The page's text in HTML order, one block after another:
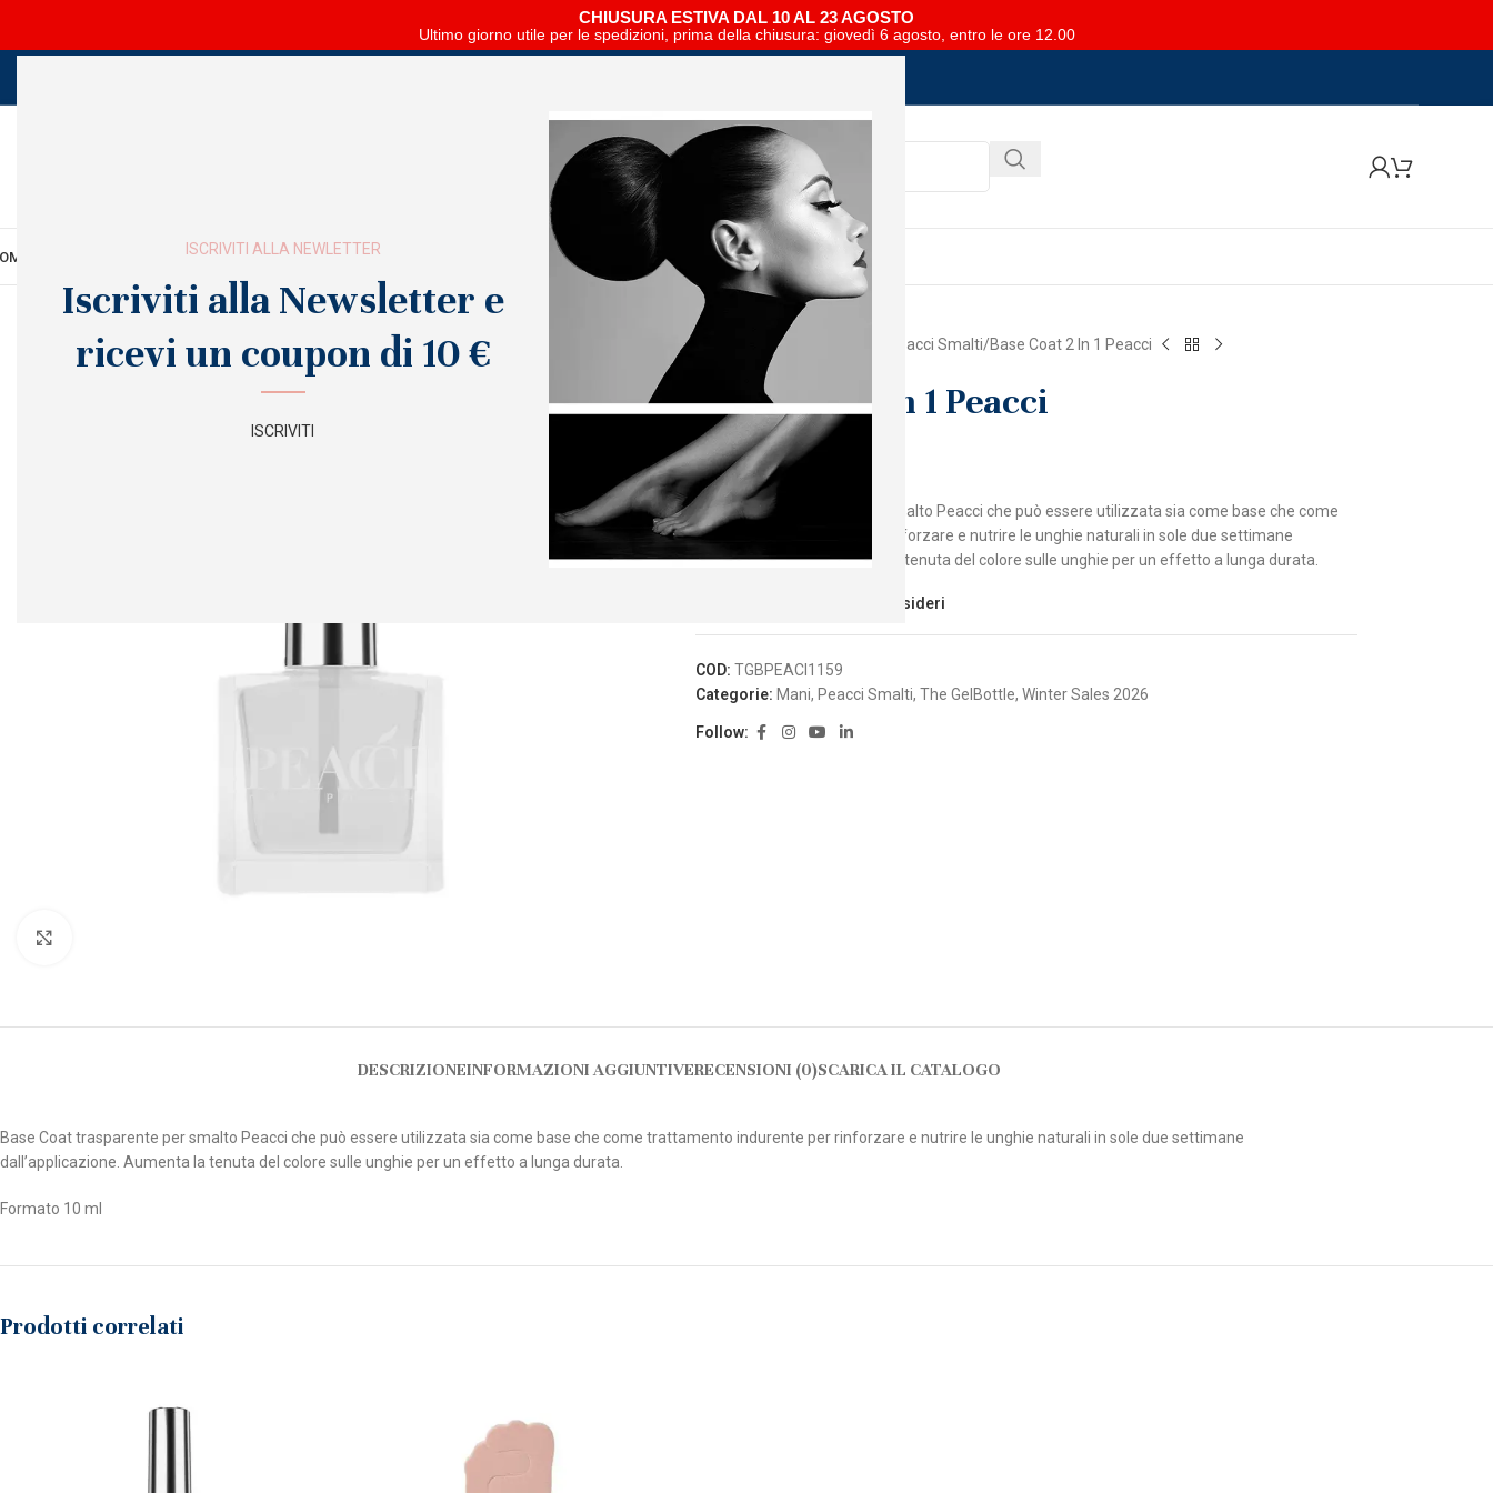
ISCRIVITI ALLA NEWLETTER
Iscriviti alla Newsletter e
ricevi un coupon di 10 €
ISCRIVITI
CHIUSURA ESTIVA DAL 10 AL 23 AGOSTO
Ultimo giorno utile per le spedizioni, prima della chiusura: giovedì 6 agosto, entro le ore 12.00
FORNITUREARREDOSALDI OUTLET
Mani Peacci Smalti Base Coat 2 In 1 Peacci
Base Coat 2 In 1 Peacci
Accedi
Base Coat trasparente per smalto Peacci che può essere utilizzata sia come base che come
trattamento indurente per rinforzare e nutrire le unghie naturali in sole due settimane
dall’applicazione. Aumenta la tenuta del colore sulle unghie per un effetto a lunga durata.
Aggiungi alla Lista dei Desideri
COD: TGBPEACI1159
Categorie: Mani, Peacci Smalti, The GelBottle, Winter Sales 2026
Follow:
DESCRIZIONEINFORMAZIONI AGGIUNTIVERECENSIONI (0)SCARICA IL CATALOGO
Base Coat trasparente per smalto Peacci che può essere utilizzata sia come base che come trattamento indurente per rinforzare e nutrire le unghie naturali in sole due settimane
dall’applicazione. Aumenta la tenuta del colore sulle unghie per un effetto a lunga durata.
Formato 10 ml
Prodotti correlati